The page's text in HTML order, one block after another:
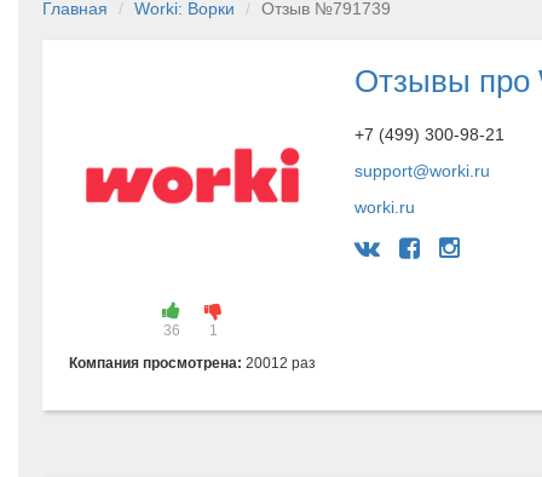
Главная Worki: Ворки Отзыв №791739
36
1
Компания просмотрена:20012 раз
Отзывы про
+7 (499) 300-98-21
support@worki.ru
worki.ru